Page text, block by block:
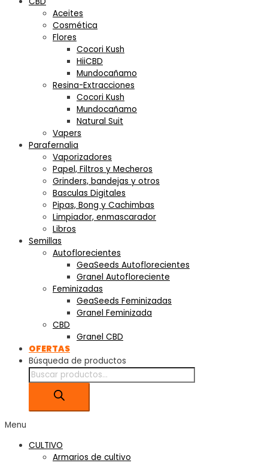
Aceites
Cosmética
Flores
Cocori Kush
HiiCBD
Mundocañamo
Resina-Extracciones
Cocori Kush
Mundocañamo
Natural Suit
Vapers
Parafernalia
Vaporizadores
Papel, Filtros y Mecheros
Grinders, bandejas y otros
Basculas Digitales
Pipas, Bong y Cachimbas
Limpiador, enmascarador
Libros
Semillas
Autoflorecientes
GeaSeeds Autoflorecientes
Granel Autofloreciente
Feminizadas
GeaSeeds Feminizadas
Granel Feminizada
CBD
Granel CBD
OFERTAS
Búsqueda de productos
Menu
CULTIVO
Armarios de cultivo